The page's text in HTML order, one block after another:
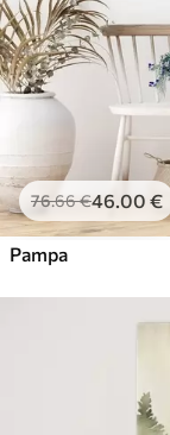
76.66€46 .00 €
Pampa